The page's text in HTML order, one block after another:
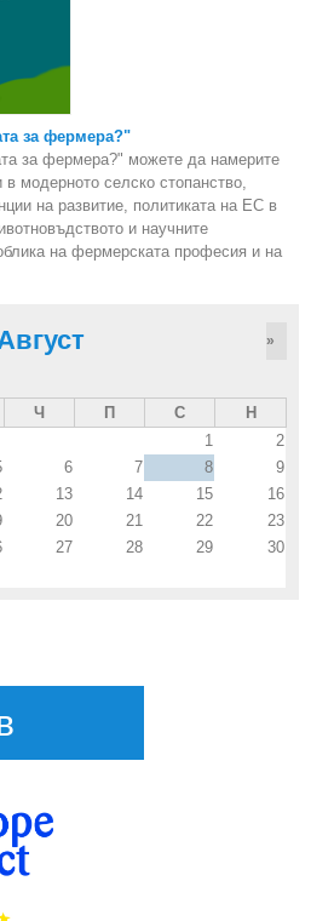
за фермера?"
за фермера?" можете да намерите
модерното селско стопанство,
на развитие, политиката на ЕС в
и научните
на фермерската професия и на
»
Ч П С
Н
1
2
6 7 8
9
13 14 15
16
20 21 22
23
27 28 29
30